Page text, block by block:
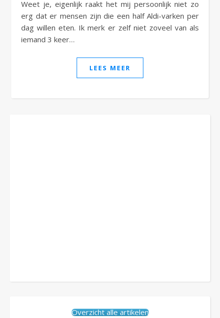
Weet je, eigenlijk raakt het mij persoonlijk niet zo
erg dat er mensen zijn die een half Aldi-varken per
dag willen eten. Ik merk er zelf niet zoveel van als
iemand 3 keer…
LEES MEER
Overzicht alle artikelen